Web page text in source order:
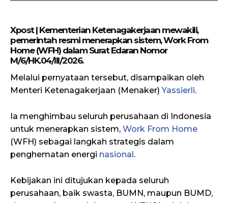
Xpost | Kementerian Ketenagakerjaan mewakili,
pemerintah resmi menerapkan sistem, Work From
Home (WFH) dalam Surat Edaran Nomor
M/6/HK.04/III/2026.
Melalui pernyataan tersebut, disampaikan oleh
Menteri Ketenagakerjaan (Menaker)Yassierli.
Ia menghimbau seluruh perusahaan di Indonesia
untuk menerapkan sistem, Work From Home
(WFH) sebagai langkah strategis dalam
penghematan energi nasional.
Kebijakan ini ditujukan kepada seluruh
perusahaan, baik swasta, BUMN, maupun BUMD,